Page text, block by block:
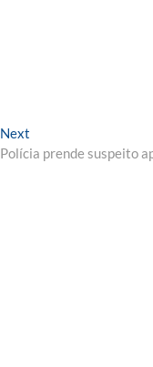
Next
post:
Polícia prende suspeito